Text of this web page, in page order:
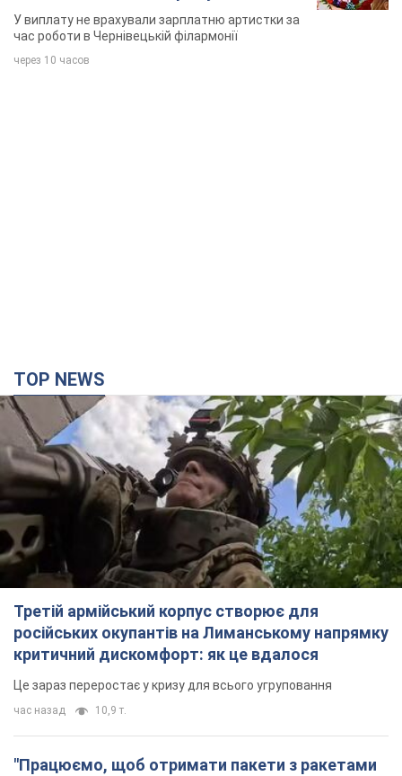
співачка
У виплату не врахували зарплатню артистки за
час роботи в Чернівецькій філармонії
через 10 часов
TOP NEWS
Третій армійський корпус створює для
російських окупантів на Лиманському напрямку
критичний дискомфорт: як це вдалося
Це зараз переростає у кризу для всього угруповання
час назад 10,9 т.
"Працюємо, щоб отримати пакети з ракетами